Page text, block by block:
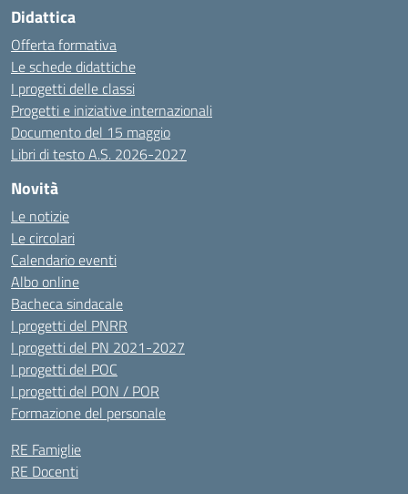
Didattica
Offerta formativa
Le schede didattiche
I progetti delle classi
Progetti e iniziative internazionali
Documento del 15 maggio
Libri di testo A.S. 2026-2027
Novità
Le notizie
Le circolari
Calendario eventi
Albo online
Bacheca sindacale
I progetti del PNRR
I progetti del PN 2021-2027
I progetti del POC
I progetti del PON / POR
Formazione del personale
RE Famiglie
RE Docenti